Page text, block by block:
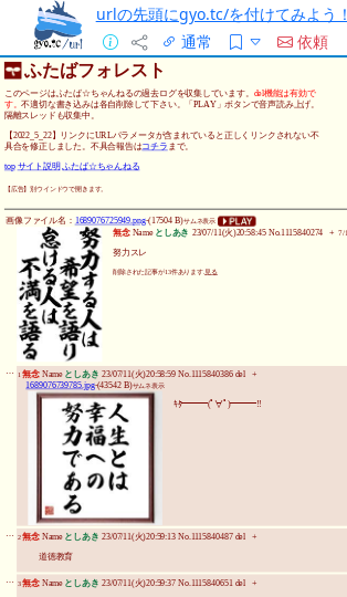
urlの先頭にgyo.tc/を付けてみよう！
通常
依頼